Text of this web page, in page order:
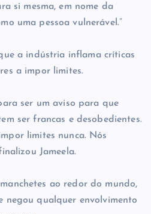
si mesma, em nome da
uma pessoa vulnerável.”
a indústria inflama críticas
a impor limites.
ser um aviso para que
ser francas e desobedientes.
limites nunca. Nós
Jameela.
ao redor do mundo,
negou qualquer envolvimento